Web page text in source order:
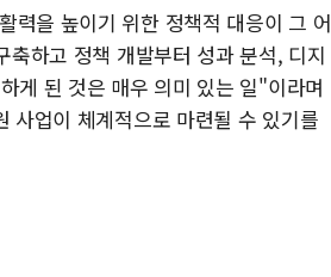
력을 높이기 위한 정책적 대응이 그 어
하고 정책 개발부터 성과 분석, 디지
게 된 것은 매우 의미 있는 일"이라며
사업이 체계적으로 마련될 수 있기를